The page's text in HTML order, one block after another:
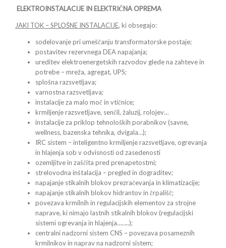
ELEKTROINSTALACIJE IN ELEKTRIČNA OPREMA
JAKI TOK – SPLOŠNE INSTALACIJE, ki obsegajo:
sodelovanje pri umeščanju transformatorske postaje;
postavitev rezervnega DEA napajanja;
ureditev elektroenergetskih razvodov glede na zahteve in
potrebe – mreža, agregat, UPS;
splošna razsvetljava;
varnostna razsvetljava;
instalacije za malo moč in vtičnice;
krmiljenje razsvetljave, senčil, žaluzij, rolojev…
instalacije za priklop tehnoloških porabnikov (savne,
wellness, bazenska tehnika, dvigala…);
IRC sistem – inteligentno krmiljenje razsvetljave, ogrevanja
in hlajenja sob v odvisnosti od zasedenosti
ozemljitve in zaščita pred prenapetostmi;
strelovodna inštalacija – pregled in dograditev;
napajanje stikalnih blokov prezračevanja in klimatizacije;
napajanje stikalnih blokov hidrantov in črpališč;
povezava krmilnih in regulacijskih elementov za strojne
naprave, ki nimajo lastnih stikalnih blokov (regulacijski
sistemi ogrevanja in hlajenja……..);
centralni nadzorni sistem CNS – povezava posameznih
krmilnikov in naprav na nadzorni sistem;